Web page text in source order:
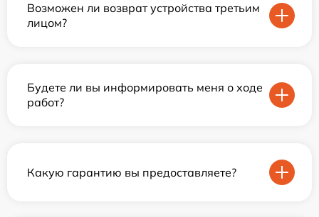
Возможен ли возврат устройства третьим
лицом?
Будете ли вы информировать меня о ходе
работ?
Какую гарантию вы предоставляете?